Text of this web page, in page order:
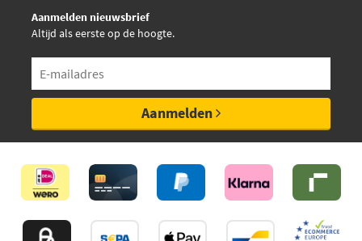
Aanmelden nieuwsbrief
Altijd als eerste op de hoogte.
Aanmelden